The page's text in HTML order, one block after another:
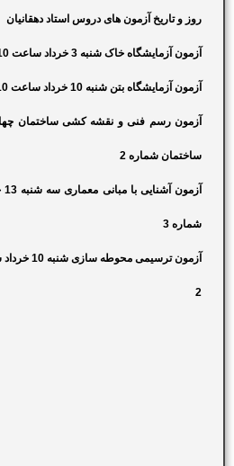
روز و تاریخ آزمون های دروس استاد دهقانیان
آزمون آزمایشگاه خاک شنبه 3 خرداد ساعت 10 صبح ساختمان شماره 1
آزمون آزمایشگاه بتن شنبه 10 خرداد ساعت 10 صبح ساختمان شماره 1
ساختمان شماره 2
شماره 3
2